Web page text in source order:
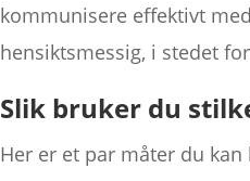
kommunisere effektivt
hensiktsmessig, i stedet
Slik bruker du
Her er et par måter du